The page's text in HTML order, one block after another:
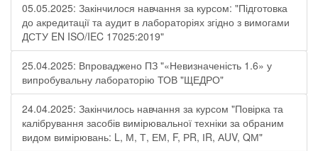
05.05.2025: Закінчилося навчання за курсом: "Підготовка
до акредитації та аудит в лабораторіях згідно з вимогами
ДСТУ EN ISO/IEC 17025:2019"
25.04.2025: Впроваджено ПЗ "«Невизначеність 1.6» у
випробувальну лабораторію ТОВ "ЩЕДРО"
24.04.2025: Закінчилось навчання за курсом "Повірка та
калібрування засобів вимірювальної техніки за обраним
видом вимірювань: L, М, Т, ЕМ, F, РR, ІR, АUV, QМ"